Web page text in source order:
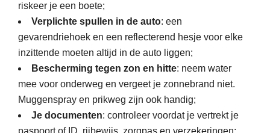
riskeer je een boete;
Verplichte spullen in de auto: een
gevarendriehoek en een reflecterend hesje voor elke
inzittende moeten altijd in de auto liggen;
Bescherming tegen zon en hitte: neem water
mee voor onderweg en vergeet je zonnebrand niet.
Muggenspray en prikweg zijn ook handig;
Je documenten: controleer voordat je vertrekt je
paspoort of ID, rijbewijs, zorgpas en verzekeringen;